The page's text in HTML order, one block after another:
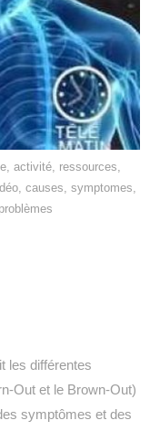
activité, ressources,
causes, symptomes,
les différentes
Out et le Brown-Out)
symptômes et des